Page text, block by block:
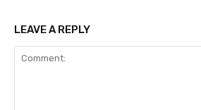
LEAVE A REPLY